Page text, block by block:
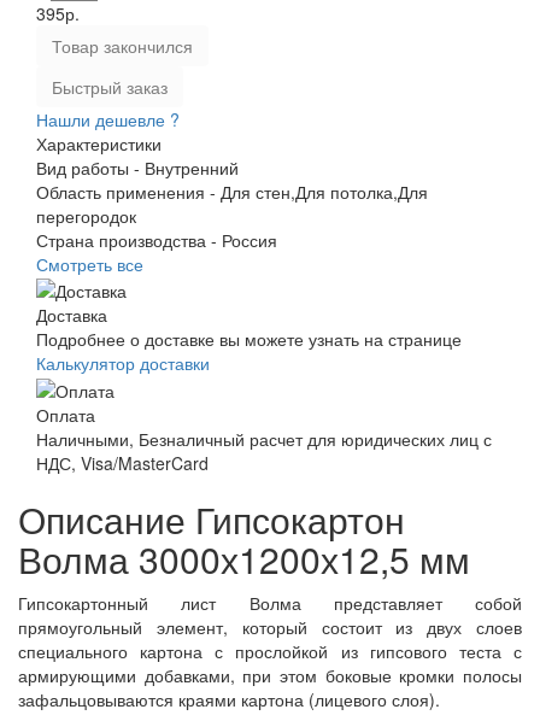
395р.
Товар закончился
Быстрый заказ
Нашли дешевле ?
Характеристики
Вид работы - Внутренний
Область применения - Для стен,Для потолка,Для
перегородок
Страна производства - Россия
Смотреть все
Доставка
Подробнее о доставке вы можете узнать на странице
Калькулятор доставки
Оплата
Наличными, Безналичный расчет для юридических лиц с
НДС, Visa/MasterCard
Описание Гипсокартон
Волма 3000х1200х12,5 мм
Гипсокартонный лист Волма представляет собой
прямоугольный элемент, который состоит из двух слоев
специального картона с прослойкой из гипсового теста с
армирующими добавками, при этом боковые кромки полосы
зафальцовываются краями картона (лицевого слоя).